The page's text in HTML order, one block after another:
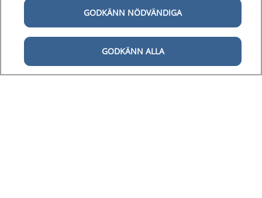
GODKÄNN NÖDVÄNDIGA
GODKÄNN ALLA